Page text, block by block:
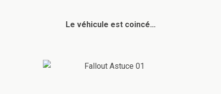
Le véhicule est coincé…